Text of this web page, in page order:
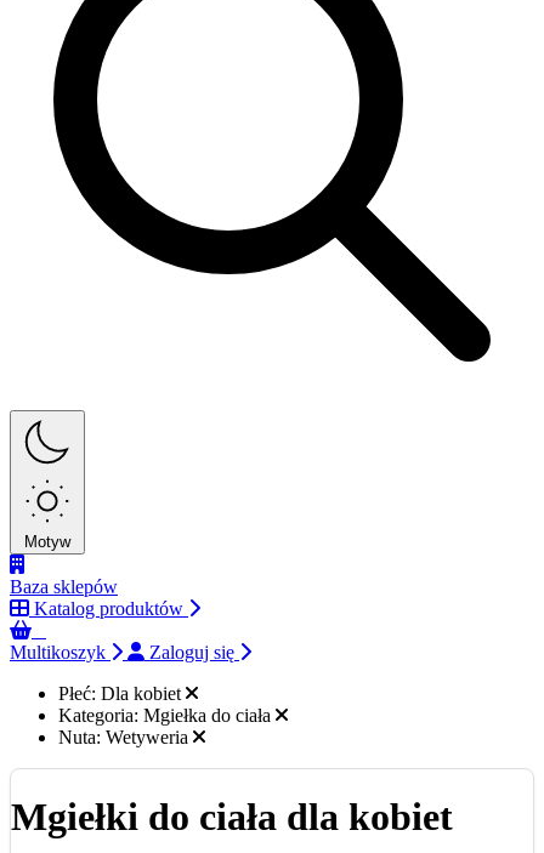
Motyw
Baza sklepów
Katalog produktów
Multikoszyk
Zaloguj się
Płeć: Dla kobiet
Kategoria: Mgiełka do ciała
Nuta: Wetyweria
Mgiełki do ciała dla kobiet